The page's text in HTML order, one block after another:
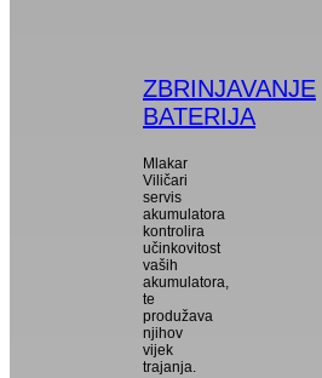
ZBRINJAVANJE
BATERIJA
Mlakar
Viličari
servis
akumulatora
kontrolira
učinkovitost
vaših
akumulatora,
te
produžava
njihov
vijek
trajanja.